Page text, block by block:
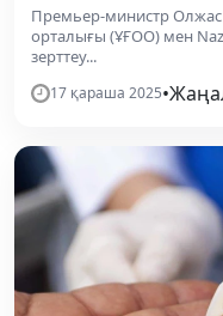
Премьер-министр
орталығы (ҰҒОО) мен
зерттеу...
17 қараша 2025•